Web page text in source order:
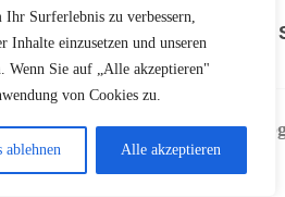
Surferlebnis zu verbessern,
Inhalte einzusetzen und unseren
Wenn Sie auf „Alle akzeptieren"
von Cookies zu.
ablehnen Alle akzeptieren
Gezielte
Beratung